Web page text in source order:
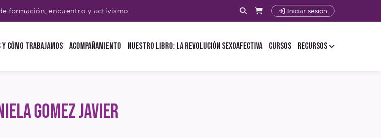
formación, encuentro y activismo. Iniciar sesion
y Cómo trabajamos Acompañamiento Nuestro Libro: La Revolución Sexoafectiva Cursos Recursos
Gomez Javier